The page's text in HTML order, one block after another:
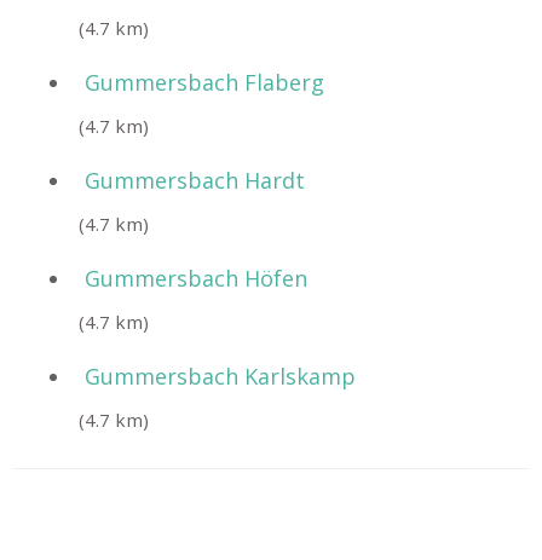
(4.7 km)
Gummersbach Flaberg
(4.7 km)
Gummersbach Hardt
(4.7 km)
Gummersbach Höfen
(4.7 km)
Gummersbach Karlskamp
(4.7 km)